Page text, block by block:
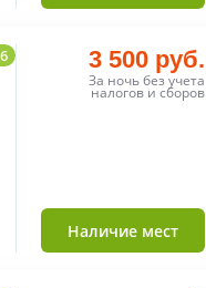
3 500 руб.
За ночь без учета
налогов и сборов
Наличие мест